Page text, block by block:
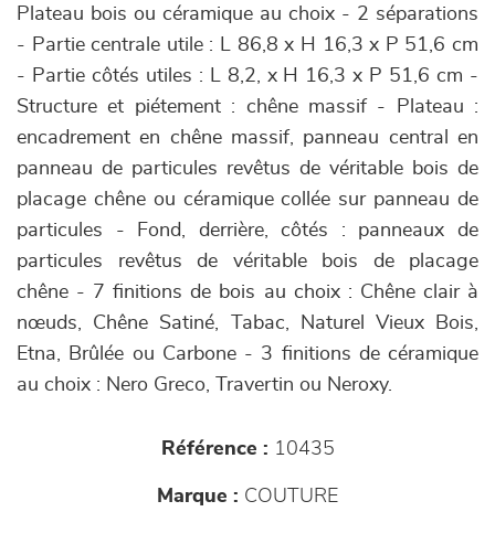
Plateau bois ou céramique au choix - 2 séparations
- Partie centrale utile : L 86,8 x H 16,3 x P 51,6 cm
- Partie côtés utiles : L 8,2, x H 16,3 x P 51,6 cm -
Structure et piétement : chêne massif - Plateau :
encadrement en chêne massif, panneau central en
panneau de particules revêtus de véritable bois de
placage chêne ou céramique collée sur panneau de
particules - Fond, derrière, côtés : panneaux de
particules revêtus de véritable bois de placage
chêne - 7 finitions de bois au choix : Chêne clair à
nœuds, Chêne Satiné, Tabac, Naturel Vieux Bois,
Etna, Brûlée ou Carbone - 3 finitions de céramique
au choix : Nero Greco, Travertin ou Neroxy.
Référence : 10435
Marque : COUTURE